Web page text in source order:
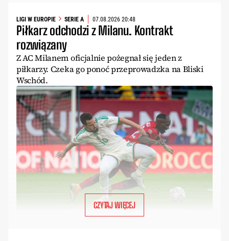
LIGI W EUROPIE SERIE A 07.08.2026 20:48
Piłkarz odchodzi z Milanu. Kontrakt
rozwiązany
Z AC Milanem oficjalnie pożegnał się jeden z
piłkarzy. Czeka go ponoć przeprowadzka na Bliski
Wschód.
CZYTAJ WIĘCEJ